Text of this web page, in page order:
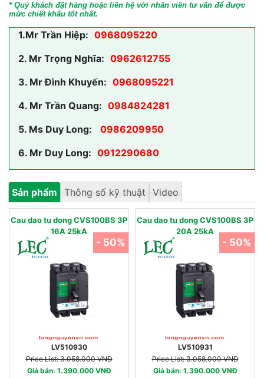
* Quý khách đặt hàng hoặc liên hệ với nhân viên tư vấn để được
mức chiết khấu tốt nhất.
1.Mr Trần Hiệp: 0968095220
2. Mr Trọng Nghĩa: 0962612755
3. Mr Đình Khuyến: 0968095221
4. Mr Trần Quang: 0984824281
5. Ms Duy Long:
0986209950
6. Mr Duy Long: 0912290680
Sản phẩm Thông số kỹ thuật Video
Cau dao tu dong CVS100BS 3P
16A 25kA
LV510930
Price List: 3.058.000 VNĐ
Giá bán: 1.390.000 VNĐ
- 50%
Cau dao tu dong CVS100BS 3P
20A 25kA
LV510931
Price List: 3.058.000 VNĐ
Giá bán: 1.390.000 VNĐ
- 50%